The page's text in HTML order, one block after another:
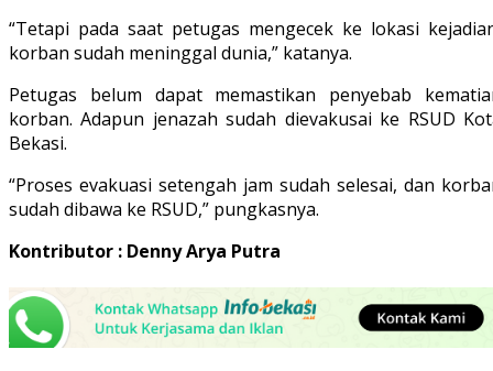
“Tetapi pada saat petugas mengecek ke lokasi
korban sudah meninggal dunia,” katanya.
Petugas belum dapat memastikan penyebab
korban. Adapun jenazah sudah dievakusai ke RSUD
Bekasi.
“Proses evakuasi setengah jam sudah selesai, dan
sudah dibawa ke RSUD,” pungkasnya.
Kontributor : Denny Arya Putra